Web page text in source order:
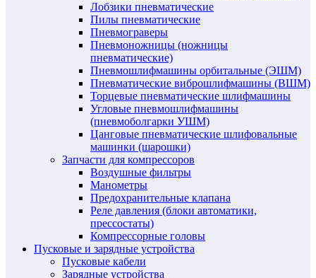
Лобзики пневматические
Пилы пневматические
Пневмограверы
Пневмоножницы (ножницы
пневматические)
Пневмошлифмашины орбитальные (ЭШМ)
Пневматические виброшлифмашины (ВШМ)
Торцевые пневматические шлифмашины
Угловые пневмошлифмашины
(пневмоболгарки УШМ)
Цанговые пневматические шлифовальные
машинки (шарошки)
Запчасти для компрессоров
Воздушные фильтры
Манометры
Предохранительные клапана
Реле давления (блоки автоматики,
прессостаты)
Компрессорные головы
Пусковые и зарядные устройства
Пусковые кабели
Зарядные устройства